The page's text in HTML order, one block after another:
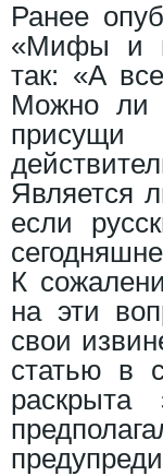
Ранее
«Мифы и
так: «А
Можно ли
присущи
Является
если
К
на эти
свои
статью в